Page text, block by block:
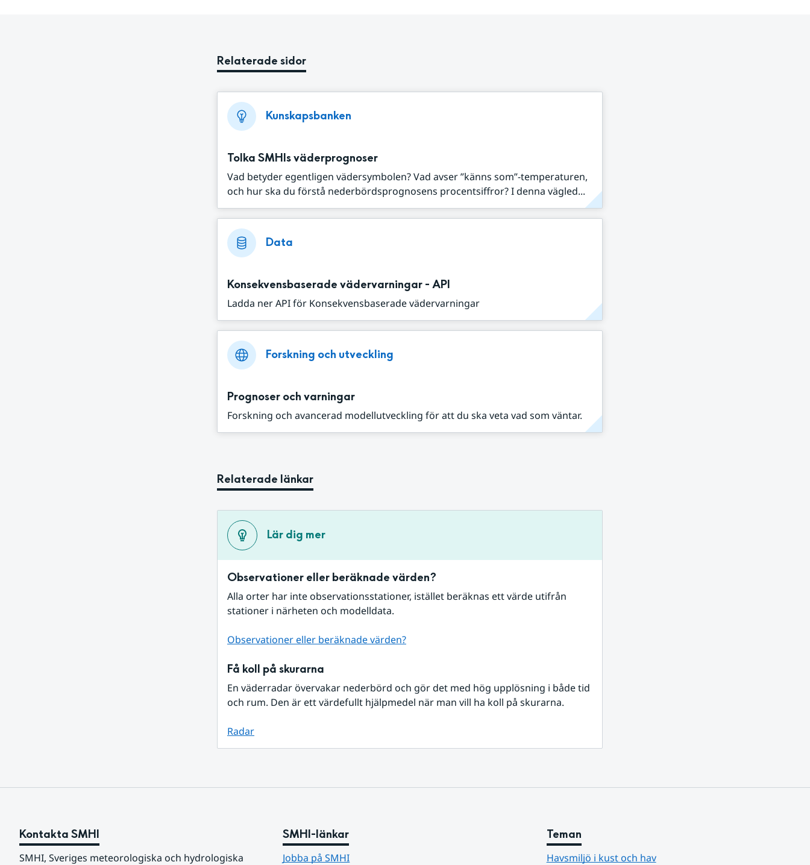
Relaterade sidor
Kunskapsbanken
Tolka SMHIs väderprognoser
Vad betyder egentligen vädersymbolen? Vad avser ”känns som”-temperaturen,
och hur ska du förstå nederbördsprognosens procentsiffror? I denna vägled...
Data
Konsekvensbaserade vädervarningar - API
Ladda ner API för Konsekvensbaserade vädervarningar
Forskning och utveckling
Prognoser och varningar
Forskning och avancerad modellutveckling för att du ska veta vad som väntar.
Relaterade länkar
Lär dig mer
Observationer eller beräknade värden?
Alla orter har inte observationsstationer, istället beräknas ett värde utifrån
stationer i närheten och modelldata.
Observationer eller beräknade värden?
Få koll på skurarna
En väderradar övervakar nederbörd och gör det med hög upplösning i både tid
och rum. Den är ett värdefullt hjälpmedel när man vill ha koll på skurarna.
Radar
Kontakta SMHI
SMHI, Sveriges meteorologiska och hydrologiska
SMHI-länkar
Jobba på SMHI
Teman
Havsmiljö i kust och hav